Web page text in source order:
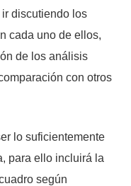
discutiendo los
cada uno de ellos,
de los análisis
con otros
lo suficientemente
para ello incluirá la
según